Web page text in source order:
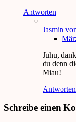
Antworten
Jasmin
Juhu,
du denn
Miau!
Antworten
Schreibe einen